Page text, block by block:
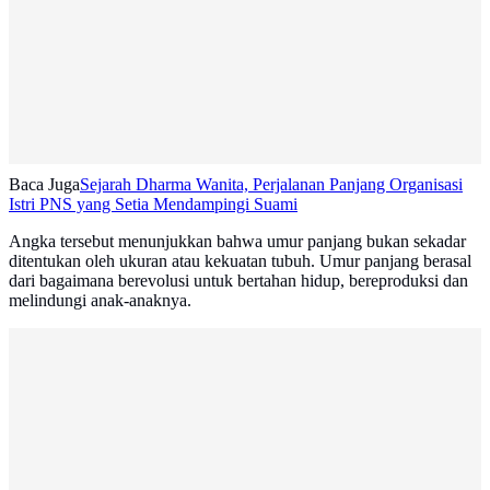
Baca JugaSejarah Dharma Wanita, Perjalanan Panjang Organisasi
Istri PNS yang Setia Mendampingi Suami
Angka tersebut menunjukkan bahwa umur panjang bukan sekadar
ditentukan oleh ukuran atau kekuatan tubuh. Umur panjang berasal
dari bagaimana berevolusi untuk bertahan hidup, bereproduksi dan
melindungi anak-anaknya.